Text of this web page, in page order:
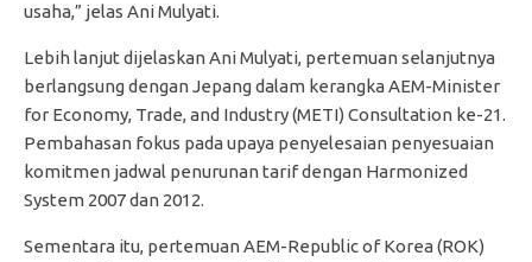
usaha,” jelas Ani Mulyati.
Lebih lanjut dijelaskan Ani Mulyati, pertemuan selanjutnya
berlangsung dengan Jepang dalam kerangka AEM-Minister
for Economy, Trade, and Industry (METI) Consultation ke-21.
Pembahasan fokus pada upaya penyelesaian penyesuaian
komitmen jadwal penurunan tarif dengan Harmonized
System 2007 dan 2012.
Sementara itu, pertemuan AEM-Republic of Korea (ROK)